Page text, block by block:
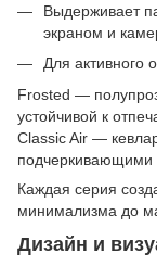
Выдерживает
экраном и
Для активного
Frosted —
устойчивой к
Classic Air —
подчеркивающими
Каждая серия
минимализма до
Дизайн и